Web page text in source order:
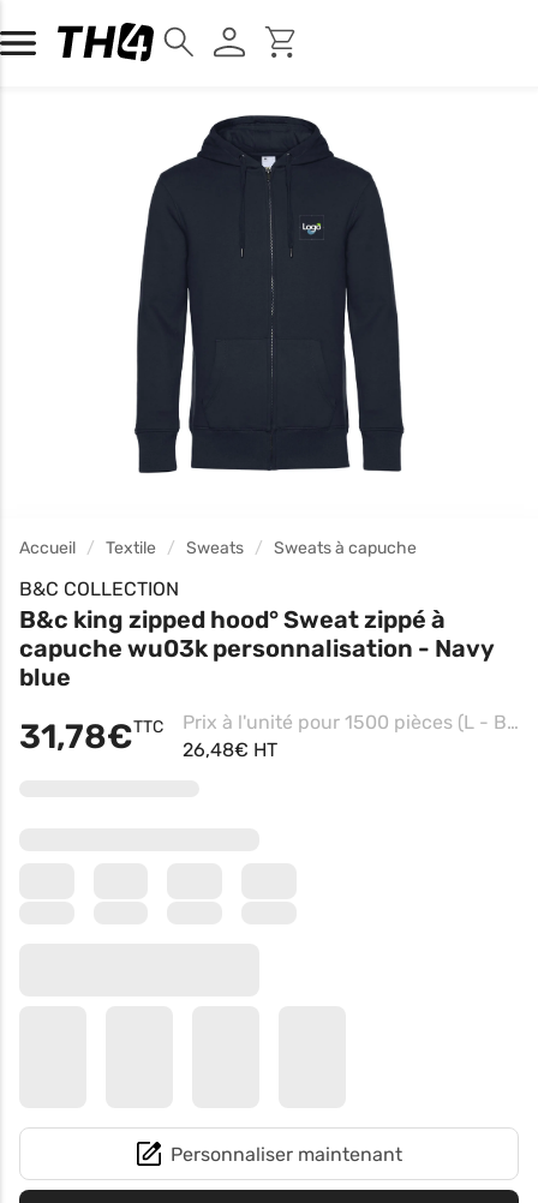
Accueil Textile Sweats Sweats à capuche
B&C COLLECTION
B&c king zipped hood° Sweat zippé à
capuche wu03k personnalisation - Navy
blue
31,78€TTC
Prix à l'unité pour 1500 pièces (L - Black Pure, Impression coeur)
26,48€ HT
Personnaliser maintenant